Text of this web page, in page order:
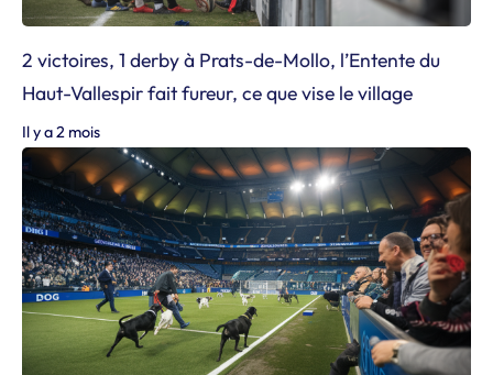
2 victoires, 1 derby à Prats-de-Mollo, l’Entente du
Haut-Vallespir fait fureur, ce que vise le village
Il y a 2 mois